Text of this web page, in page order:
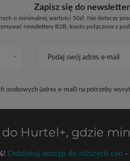
Zapisz się do
o minimalnej wartości 50zł. Nie dotyczy
newslettery B2B, konto połączone z
Podaj swój adres e-mail
osobowych (adres e-mail) na potrzeby
do Hurtel+, gdzie
! Odblokuj dostęp do niższych cen -